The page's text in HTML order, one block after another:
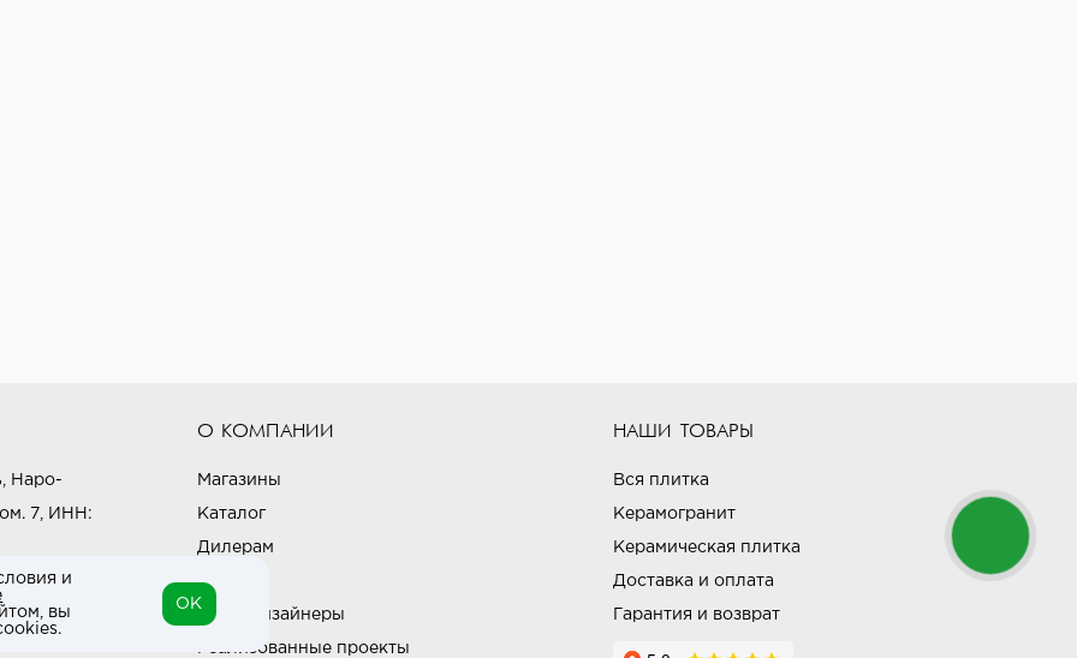
Наро-
7, ИНН:
О КОМПАНИИ
Магазины
Каталог
Дилерам
Блог
Наши дизайнеры
Реализованные проекты
НАШИ ТОВАРЫ
Вся плитка
Керамогранит
Керамическая плитка
Доставка и оплата
Гарантия и возврат
и
вы
OK